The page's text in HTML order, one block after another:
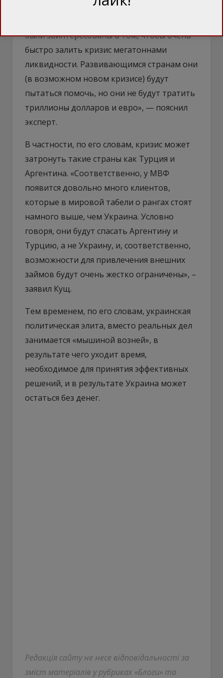
опасно, потому что эпицентр кризиса 2008
были заинтересованы в том, чтобы очень
быстро залить кризис мегатоннами
ликвидности. Развивающимся странам они
(в возможном новом кризисе) будут
пытаться помочь, но они не будут тратить
триллионы долларов и евро», — пояснил
эксперт.
В частности, по его словам, кризис может
затронуть такие страны как Турция и
Аргентина. «Соответственно, у МВФ
появится довольно много клиентов,
которые в мировой табели о рангах стоят
намного выше, чем Украина. Условно
говоря, они будут спасать Аргентину и
Турцию, а не Украину, и, соответственно,
возможности для привлечения внешних
займов будут очень жестко ограничены», –
заявил Кущ.
Тем временем, по его словам, украинская
политическая элита, вместо реальных дел
занимается «мышиной возней», в
результате чего уходит время,
необходимое для принятия эффективных
решений, и в результате Украина может
остаться без денег.
Редакція сайту не несе відповідальності за
зміст матеріалів у рубриках «Блоги» та